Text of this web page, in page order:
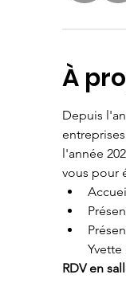
À
Depuis
l'année
vous pour
RDV en